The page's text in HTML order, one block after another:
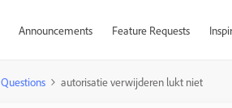
Announcements Feature Requests
Questions autorisatie verwijderen lukt niet